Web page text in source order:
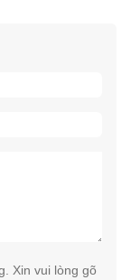
Xin vui lòng gõ